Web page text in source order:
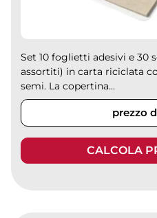
Set 10 foglietti adesivi e 30
assortiti) in carta riciclata
semi. La copertina...
prezzo
CALCOLA